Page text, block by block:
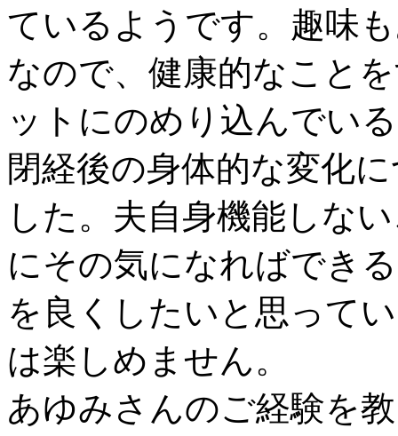
ているようです。趣味
なので、健康的なこと
ットにのめり込んでい
閉経後の身体的な変化
した。夫自身機能しな
にその気になればでき
を良くしたいと思って
は楽しめません。
あゆみさんのご経験を